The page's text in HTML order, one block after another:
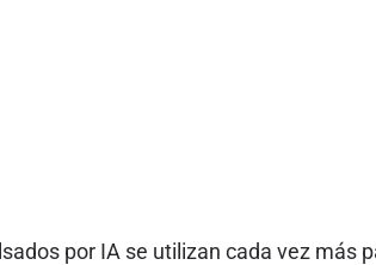
por IA se utilizan cada vez más